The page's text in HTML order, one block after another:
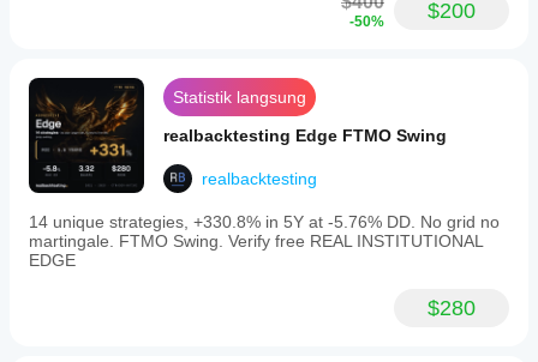
tersebut
dalam
penggunaan
sebenar.
-50% $200
Statistik langsung
realbacktesting Edge FTMO Swing
realbacktesting
14 unique strategies, +330.8% in 5Y at -5.76% DD. No grid no
martingale. FTMO Swing. Verify free REAL INSTITUTIONAL
EDGE
$280